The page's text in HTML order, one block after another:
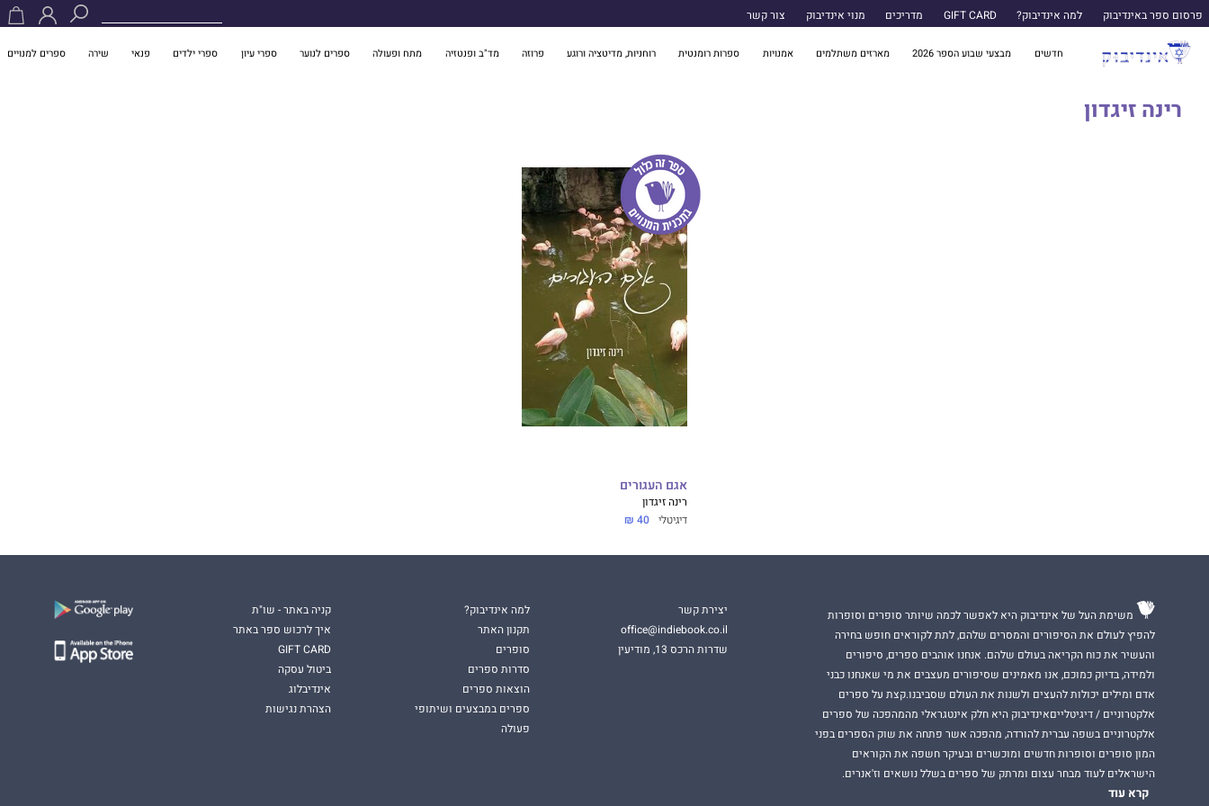
פרסום ספר באינדיבוק למה אינדיבוק? GIFT CARD מדריכים מנוי אינדיבוק צור קשר
חדשים מבצעי שבוע הספר 2026 מארזים משתלמים אמנויות ספרות רומנטית רוחניות, מדיטציה ורוגע פרוזה מד"ב ופנטזיה מתח ופעולה ספרים לנוער ספרי עיון ספרי ילדים פנאי שירה ספרים למנויים
רינה זיגדון
אגם העגורים
רינה זיגדון
דיגיטלי 40 ₪
משימת העל של אינדיבוק היא לאפשר לכמה שיותר סופרים וסופרות
להפיץ לעולם את הסיפורים והמסרים שלהם, לתת לקוראים חופש בחירה
והעשיר את כוח הקריאה בעולם שלהם. אנחנו אוהבים ספרים, סיפורים
ולמידה, בדיוק כמוכם, אנו מאמינים שסיפורים מעצבים את מי שאנחנו כבני
אדם ומילים יכולות להעצים ולשנות את העולם שסביבנו.קצת על ספרים
אלקטרוניים / דיגיטלייםאינדיבוק היא חלק אינטגראלי מהמהפכה של ספרים
אלקטרוניים בשפה עברית להורדה, מהפכה אשר פתחה את שוק הספרים בפני
המון סופרים וסופרות חדשים ומוכשרים ובעיקר חשפה את הקוראים
הישראלים לעוד מבחר עצום ומרתק של ספרים בשלל נושאים וז'אנרים.
קרא עוד
יצירת קשר
office@indiebook.co.il
שדרות הרכס 13, מודיעין
למה אינדיבוק?
תקנון האתר
סופרים
סדרות ספרים
הוצאות ספרים
ספרים במבצעים ושיתופי
פעולה
קניה באתר - שו"ת
איך לרכוש ספר באתר
GIFT CARD
ביטול עסקה
אינדיבלוג
הצהרת נגישות